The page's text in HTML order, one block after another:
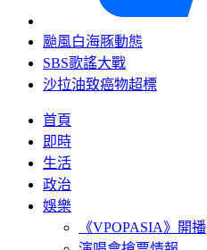
颱風白海豚動態
SBS歌謠大戰
沙拉油致癌物超標
首頁
即時
生活
政治
娛樂
《VPOPASIA》開播